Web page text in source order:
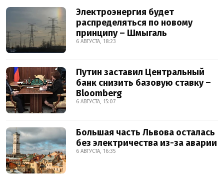
Электроэнергия будет
распределяться по новому
принципу – Шмыгаль
6 АВГУСТА, 18:23
Путин заставил Центральный
банк снизить базовую ставку –
Bloomberg
6 АВГУСТА, 15:07
Большая часть Львова осталась
без электричества из-за аварии
6 АВГУСТА, 16:35